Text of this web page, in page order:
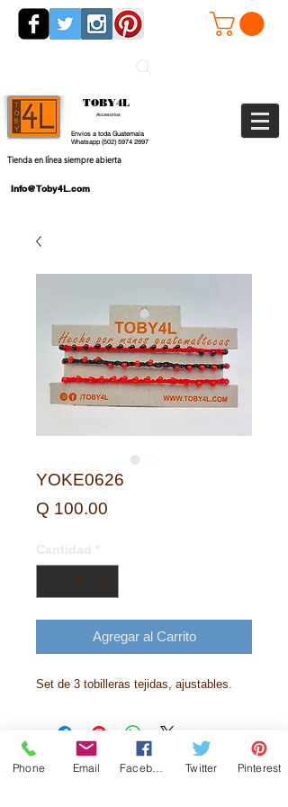
Envios a toda Guatemala
Whatsapp(502) 5974 2897
TOBY4L
Accesorios
Tienda en línea siempre abierta
Info@Toby4L.com
YOKE0626
Q 100.00
Agregar al Carrito
Set de 3 tobilleras tejidas, ajustables.
Historia
Phone Email Twitter Pinterest